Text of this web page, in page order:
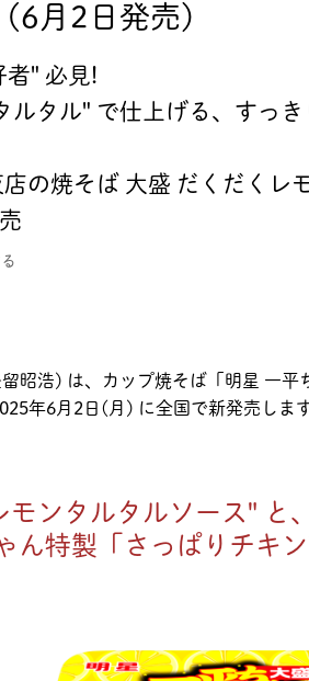
(6月2日発売)
者" 必見!
ルタル" で仕上げる、すっ
店の焼そば 大盛 だくだく
昭浩) は、カップ焼そば「明星 一平
年6月2日(月) に全国で新発売します
モンタルタルソース" と
ん特製「さっぱりチキ